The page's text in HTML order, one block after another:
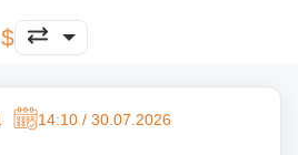
14:10 / 30.07.2026